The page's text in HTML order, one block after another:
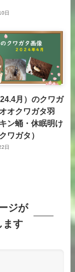
日
月）のクワガ
オクワガタ羽
ン蛹・休眠明け
ワガタ）
日
ジが
ます